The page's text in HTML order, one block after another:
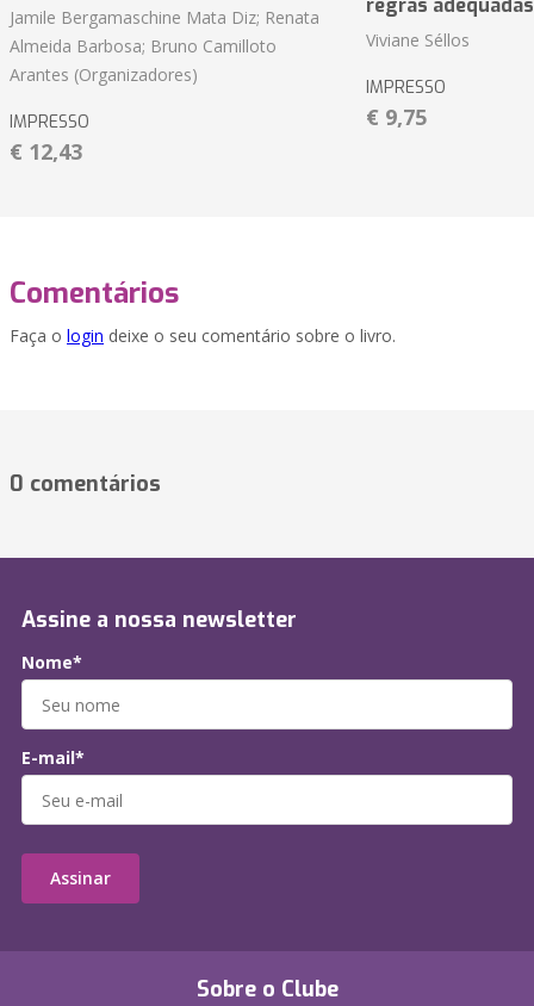
Jamile Bergamaschine Mata Diz; Renata
Almeida Barbosa; Bruno Camilloto
Arantes (Organizadores)
IMPRESSO
€ 12,43
regras
Viviane Séllos
IMPRESSO
€ 9,75
Comentários
Faça o login deixe o seu comentário sobre o livro.
0 comentários
Sobre o Clube
Assine a nossa newsletter
Nome*
E-mail*
Assinar